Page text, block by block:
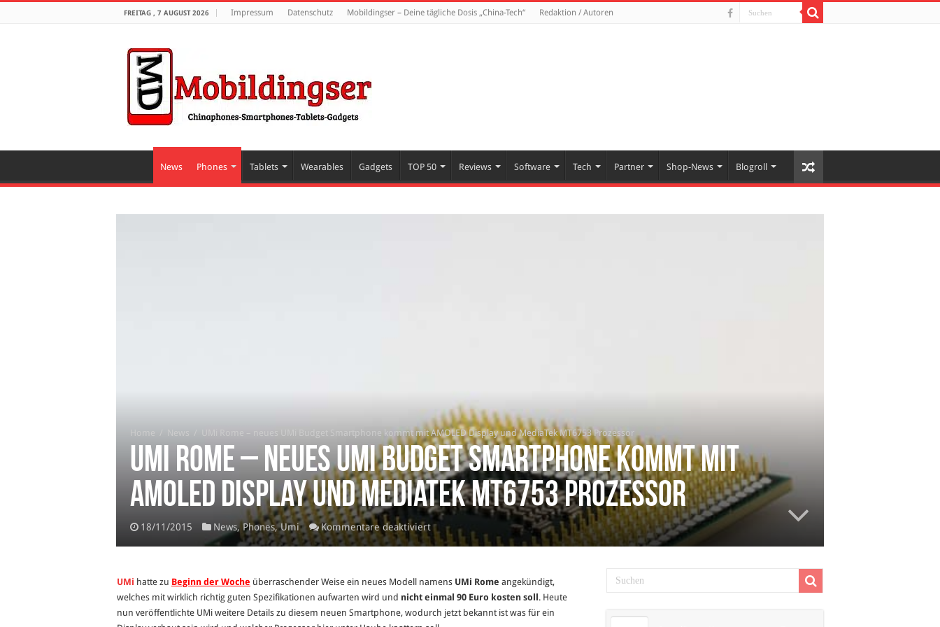
FREITAG , 7 AUGUST 2026 Impressum Datenschutz Mobildingser – Deine tägliche Dosis „China-Tech“ Redaktion / Autoren
News Phones Tablets Wearables Gadgets TOP 50 Reviews Software Tech Partner Shop-News Blogroll
Home / News / UMi Rome – neues UMi Budget Smartphone kommt mit AMOLED Display und MediaTek MT6753 Prozessor
UMi Rome – neues UMi Budget Smartphone kommt mit
AMOLED Display und MediaTek MT6753 Prozessor
18/11/2015 News, Phones,Umi Kommentare deaktiviertfür
UMi
neues
UMi
Budget
UMi hatte zu Beginn der Woche überraschender Weise ein neues Modell namens UMi Rome angekündigt,
welches mit wirklich richtig guten Spezifikationen aufwarten wird und nicht einmal 90 Euro kosten soll. Heute
nun veröffentlichte UMi weitere Details zu diesem neuen Smartphone, wodurch jetzt bekannt ist was für ein